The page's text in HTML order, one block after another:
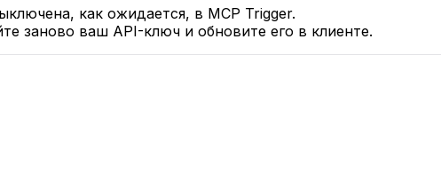
как ожидается, в MCP Trigger.
заново ваш API-ключ и обновите его в клиенте.